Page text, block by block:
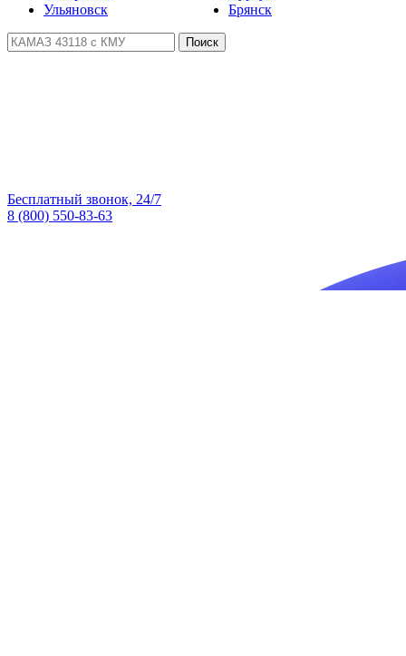
Ульяновск
Брянск
Поиск
Бесплатный звонок, 24/7
8 (800) 550-83-63